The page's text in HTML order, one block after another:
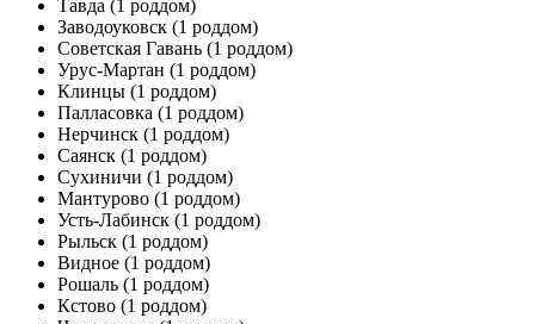
Тавда (1 роддом)
Заводоуковск (1 роддом)
Советская Гавань (1 роддом)
Урус-Мартан (1 роддом)
Клинцы (1 роддом)
Палласовка (1 роддом)
Нерчинск (1 роддом)
Саянск (1 роддом)
Сухиничи (1 роддом)
Мантурово (1 роддом)
Усть-Лабинск (1 роддом)
Рыльск (1 роддом)
Видное (1 роддом)
Рошаль (1 роддом)
Кстово (1 роддом)